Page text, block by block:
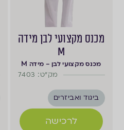
מכנס מקצועי לבן מידה
M
מכנס מקצועי לבן – מידה M
מק"ט: 7403
ביגוד ואביזרים
לרכישה